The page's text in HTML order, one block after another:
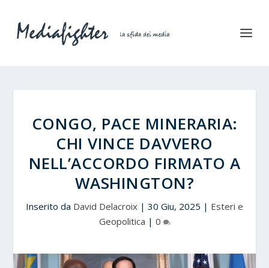
CONGO, PACE MINERARIA:
CHI VINCE DAVVERO
NELL’ACCORDO FIRMATO A
WASHINGTON?
Inserito da David Delacroix | 30 Giu, 2025 | Esteri e
Geopolitica | 0